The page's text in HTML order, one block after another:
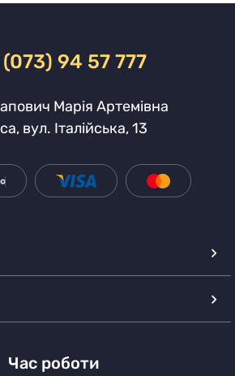
94 57 777
Марія Артемівна
вул. Італійська, 13
Час роботи